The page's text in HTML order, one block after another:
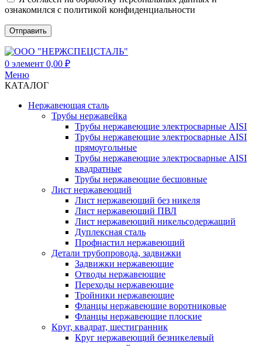
ознакомился с политикой конфиденциальности
0 элемент 0,00 ₽
Меню
КАТАЛОГ
Нержавеющая сталь
Трубы нержавейка
Трубы нержавеющие электросварные AISI
Трубы нержавеющие электросварные AISI
прямоугольные
Трубы нержавеющие электросварные AISI
квадратные
Трубы нержавеющие бесшовные
Лист нержавеющий
Лист нержавеющий без никеля
Лист нержавеющий ПВЛ
Лист нержавеющий никельсодержащий
Дуплексная сталь
Профнастил нержавеющий
Детали трубопровода, задвижки
Задвижки нержавеющие
Отводы нержавеющие
Переходы нержавеющие
Тройники нержавеющие
Фланцы нержавеющие воротниковые
Фланцы нержавеющие плоские
Круг, квадрат, шестигранник
Круг нержавеющий безникелевый